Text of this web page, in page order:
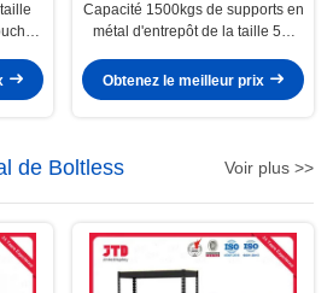
Capacité 1500kgs de supports en
métal d'entrepôt de la taille 5m
Obtenez le meilleur prix
de Boltless Voir plus >>